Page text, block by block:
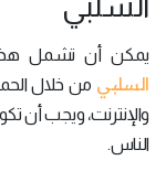
يمكن أن تشمل هذه
السلبي من خلال
والإنترنت، ويجب أن
الناس.